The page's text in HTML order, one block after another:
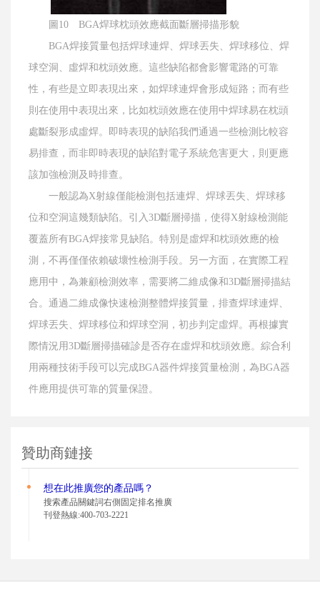
圖10 BGA焊球枕頭效應截面斷層掃描形貌
BGA焊接質量包括焊球連焊、焊球丟失、焊球移位、焊
球空洞、虛焊和枕頭效應。這些缺陷都會影響電路的可靠
性，有些是立即表現出來，如焊球連焊會形成短路；而有些
則在使用中表現出來，比如枕頭效應在使用中焊球易在枕頭
處斷裂形成虛焊。即時表現的缺陷我們通過一些檢測比較容
易排查，而非即時表現的缺陷對電子系統危害更大，則更應
該加強檢測及時排查。
一般認為X射線僅能檢測包括連焊、焊球丟失、焊球移
位和空洞這幾類缺陷。引入3D斷層掃描，使得X射線檢測能
覆蓋所有BGA焊接常見缺陷。特別是虛焊和枕頭效應的檢
測，不再僅僅依賴破壞性檢測手段。另一方面，在實際工程
應用中，為兼顧檢測效率，需要將二維成像和3D斷層掃描結
合。通過二維成像快速檢測整體焊接質量，排查焊球連焊、
焊球丟失、焊球移位和焊球空洞，初步判定虛焊。再根據實
際情況用3D斷層掃描確診是否存在虛焊和枕頭效應。綜合利
用兩種技術手段可以完成BGA器件焊接質量檢測，為BGA器
件應用提供可靠的質量保證。
贊助商鏈接
想在此推廣您的產品嗎？
搜索產品關鍵詞右側固定排名推廣
刊登熱線:400-703-2221